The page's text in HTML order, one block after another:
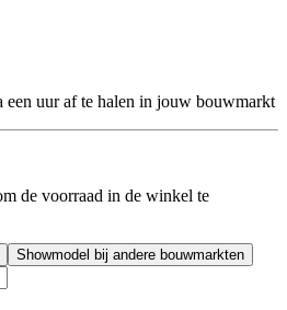
een uur af te halen in jouw bouwmarkt
de voorraad in de winkel te
Showmodel bij andere bouwmarkten